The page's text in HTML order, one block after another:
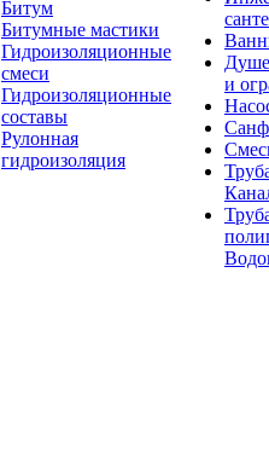
Битум
Битумные мастики
Гидроизоляционные
смеси
Гидроизоляционные
составы
Рулонная
гидроизоляция
и